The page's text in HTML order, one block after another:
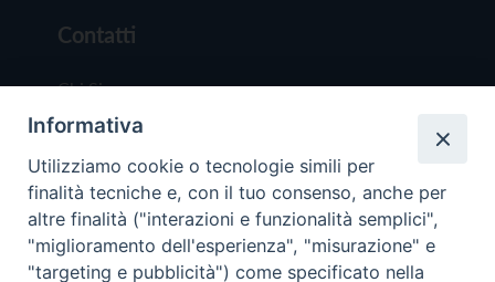
Contatti
Chi Siamo
Redazione
Scrivici
Informativa
Utilizziamo cookie o tecnologie simili per
finalità tecniche e, con il tuo consenso, anche per
altre finalità ("interazioni e funzionalità semplici",
"miglioramento dell'esperienza", "misurazione" e
"targeting e pubblicità") come specificato nella